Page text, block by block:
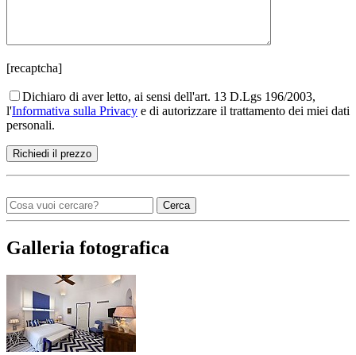
[recaptcha]
Dichiaro di aver letto, ai sensi dell'art. 13 D.Lgs 196/2003,
l'Informativa sulla Privacy e di autorizzare il trattamento dei miei dati
personali.
Cerca
Galleria fotografica